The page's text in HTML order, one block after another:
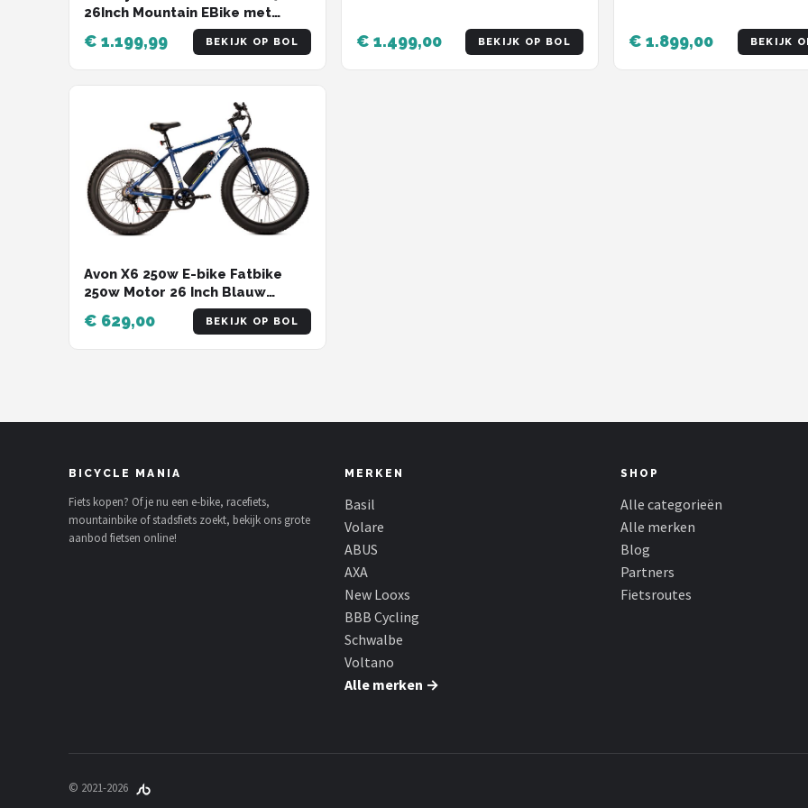
26Inch Mountain EBike met
Afneembare 36V 12Ah Lithium
Batterij - City Commuter E-Bike
met 250W Motor - 7
Versnellingen - IP54 Waterdicht
€ 1.199,99 BEKIJK OP BOL € 1.499,00 BEKIJK OP BOL € 1.899,00 BEKIJK
Avon X6 250w E-bike Fatbike
250w Motor 26 Inch Blauw
Gratis Rijklaar Bezorgd
€ 629,00 BEKIJK OP BOL
BICYCLE MANIA
Fiets kopen? Of je nu een e-bike, racefiets,
mountainbike of stadsfiets zoekt, bekijk ons grote
aanbod fietsen online!
MERKEN
Basil
Volare
ABUS
AXA
New Looxs
BBB Cycling
Schwalbe
Voltano
Alle merken →
SHOP
Alle categorieën
Alle merken
Blog
Partners
Fietsroutes
© 2021-2026